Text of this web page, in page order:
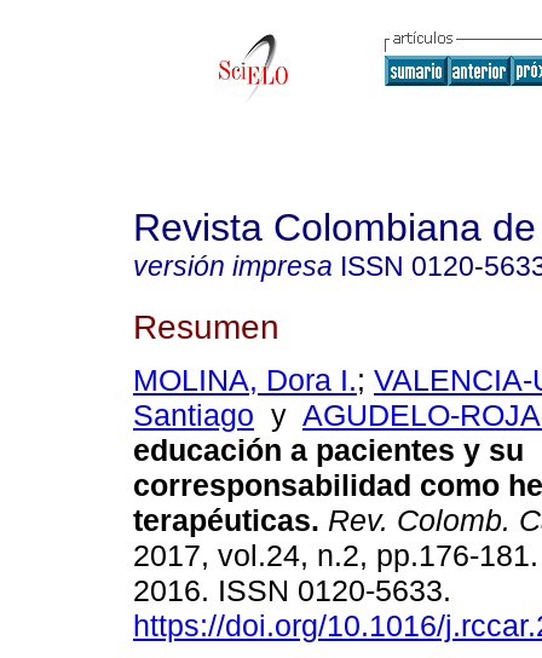
Revista Colombiana
versión impresa ISSN 0120-
Resumen
MOLINA, Dora I.; VALENCIA-
Santiago y AGUDELO-
educación a pacientes y su
corresponsabilidad como
terapéuticas. Rev. Colomb.
2017, vol.24, n.2, pp.176-
2016. ISSN 0120-5633.
https://doi.org/10.1016/